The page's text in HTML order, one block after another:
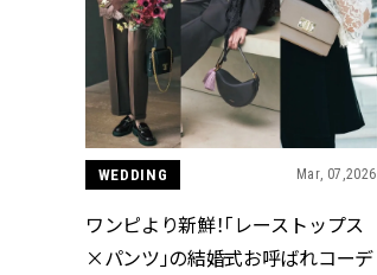
WEDDING Mar, 07,2026
ワンピより新鮮！「レーストップス
×パンツ」の結婚式お呼ばれコーデ